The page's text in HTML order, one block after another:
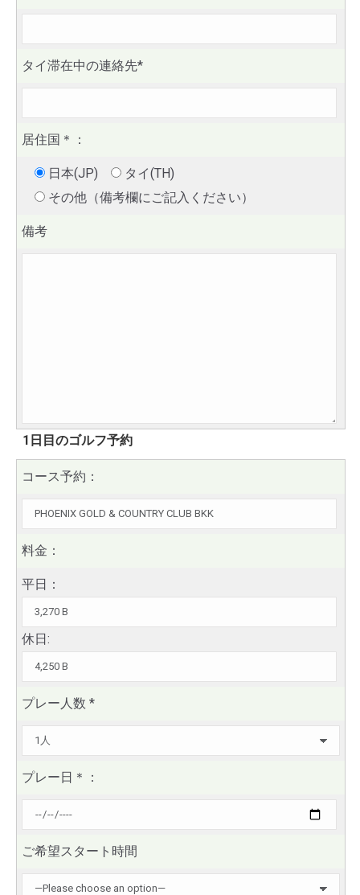
タイ滞在中の連絡先*
居住国 ＊ ：
日本(JP)
タイ(TH)
その他（備考欄にご記入ください）
備考
1日目のゴルフ予約
コース予約：
料金：
平日：
休日:
プレー人数 *
プレー日 ＊ ：
ご希望スタート時間